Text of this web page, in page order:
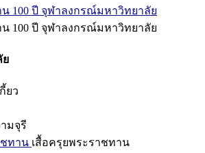
100 ปี จุฬาลงกรณ์มหาวิทยาลัย
100 ปี จุฬาลงกรณ์มหาวิทยาลัย
ย
ยว
มจุรี
ชทาน เสื้อครุยพระราชทาน